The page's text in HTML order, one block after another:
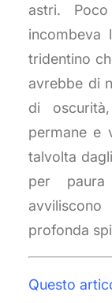
astri.
incombeva
tridentino
avrebbe di
di
permane e
talvolta
per
profonda
Questo